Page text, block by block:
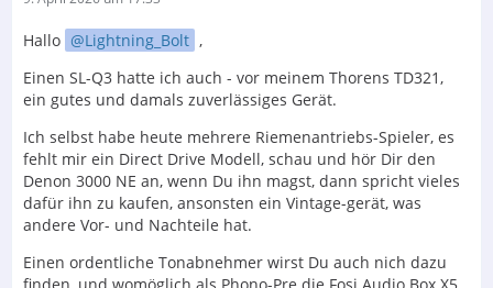
Hallo Lightning_Bolt ,
Einen SL-Q3 hatte ich auch - vor meinem Thorens TD321,
ein gutes und damals zuverlässiges Gerät.
Ich selbst habe heute mehrere Riemenantriebs-Spieler, es
fehlt mir ein Direct Drive Modell, schau und hör Dir den
Denon 3000 NE an, wenn Du ihn magst, dann spricht vieles
dafür ihn zu kaufen, ansonsten ein Vintage-gerät, was
andere Vor- und Nachteile hat.
Einen ordentliche Tonabnehmer wirst Du auch nich dazu
finden, und womöglich als Phono-Pre die Fosi Audio Box X5.